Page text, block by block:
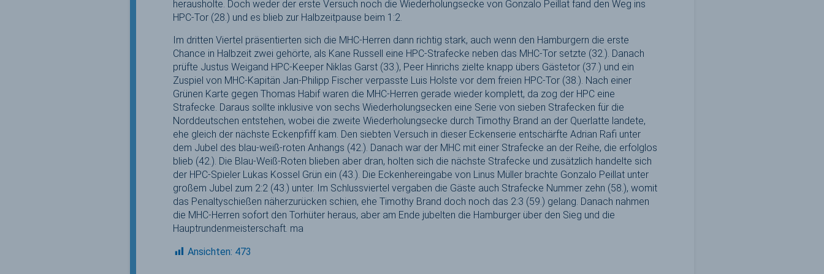
herausholte. Doch weder der erste Versuch noch die Wiederholungsecke von Gonzalo Peillat fand den Weg ins
HPC-Tor (28.) und es blieb zur Halbzeitpause beim 1:2.
Im dritten Viertel präsentierten sich die MHC-Herren dann richtig stark, auch wenn den Hamburgern die erste
Chance in Halbzeit zwei gehörte, als Kane Russell eine HPC-Strafecke neben das MHC-Tor setzte (32.). Danach
prüfte Justus Weigand HPC-Keeper Niklas Garst (33.), Peer Hinrichs zielte knapp übers Gästetor (37.) und ein
Zuspiel von MHC-Kapitän Jan-Philipp Fischer verpasste Luis Holste vor dem freien HPC-Tor (38.). Nach einer
Grünen Karte gegen Thomas Habif waren die MHC-Herren gerade wieder komplett, da zog der HPC eine
Strafecke. Daraus sollte inklusive von sechs Wiederholungsecken eine Serie von sieben Strafecken für die
Norddeutschen entstehen, wobei die zweite Wiederholungsecke durch Timothy Brand an der Querlatte landete,
ehe gleich der nächste Eckenpfiff kam. Den siebten Versuch in dieser Eckenserie entschärfte Adrian Rafi unter
dem Jubel des blau-weiß-roten Anhangs (42.). Danach war der MHC mit einer Strafecke an der Reihe, die erfolglos
blieb (42.). Die Blau-Weiß-Roten blieben aber dran, holten sich die nächste Strafecke und zusätzlich handelte sich
der HPC-Spieler Lukas Kossel Grün ein (43.). Die Eckenhereingabe von Linus Müller brachte Gonzalo Peillat unter
großem Jubel zum 2:2 (43.) unter. Im Schlussviertel vergaben die Gäste auch Strafecke Nummer zehn (58.), womit
das Penaltyschießen näherzurücken schien, ehe Timothy Brand doch noch das 2:3 (59.) gelang. Danach nahmen
die MHC-Herren sofort den Torhüter heraus, aber am Ende jubelten die Hamburger über den Sieg und die
Hauptrundenmeisterschaft. ma
Ansichten: 473